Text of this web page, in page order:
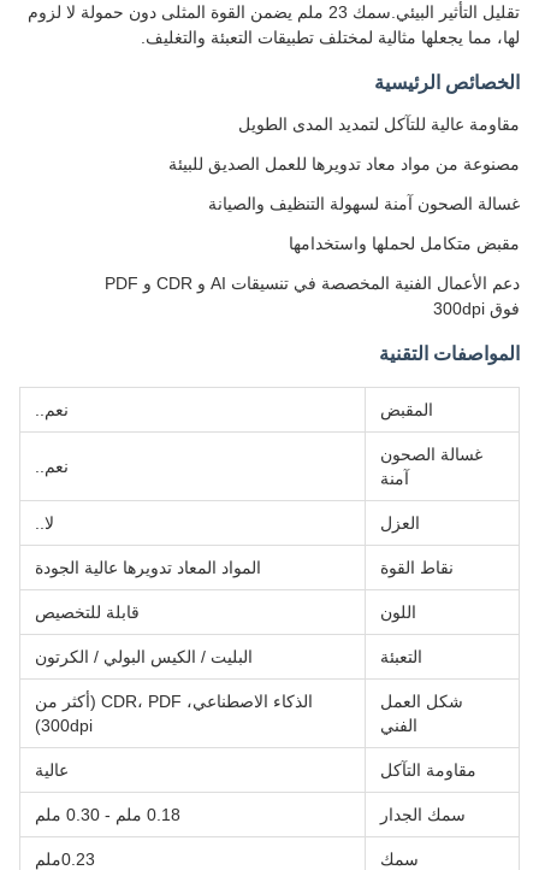
تقليل التأثير البيئي.سمك 23 ملم يضمن القوة المثلى دون حمولة لا لزوم
لها، مما يجعلها مثالية لمختلف تطبيقات التعبئة والتغليف.
الخصائص الرئيسية
مقاومة عالية للتآكل لتمديد المدى الطويل
مصنوعة من مواد معاد تدويرها للعمل الصديق للبيئة
غسالة الصحون آمنة لسهولة التنظيف والصيانة
مقبض متكامل لحملها واستخدامها
دعم الأعمال الفنية المخصصة في تنسيقات AI و CDR و PDF
فوق 300dpi
المواصفات التقنية
المقبض نعم..
غسالة الصحون
آمنة
نعم..
العزل لا..
نقاط القوة المواد المعاد تدويرها عالية الجودة
اللون قابلة للتخصيص
التعبئة البليت / الكيس البولي / الكرتون
شكل العمل
الفني
الذكاء الاصطناعي، CDR، PDF (أكثر من
300dpi)
مقاومة التآكل عالية
سمك الجدار 0.18 ملم - 0.30 ملم
سمك 0.23ملم